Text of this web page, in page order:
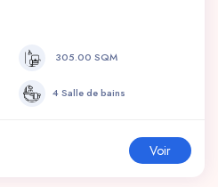
305.00 SQM
4 Salle de bains
Voir